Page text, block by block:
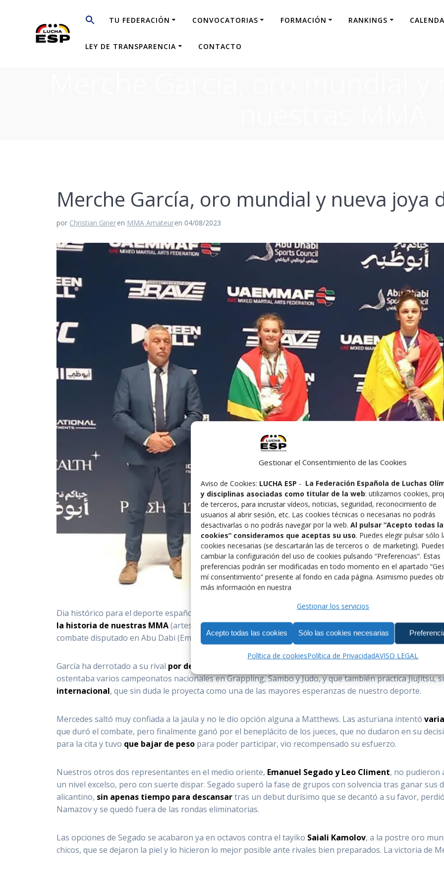
Gestionar el Consentimiento de las Cookies
Aviso de Cookies: LUCHA ESP - La Federación Española de Luchas
y disciplinas asociadas como titular de la web: utilizamos cookies,
de terceros, para incrustar vídeos, noticias, seguridad, reconocimiento de
usuarios al abrir sesión, etc. Las cookies técnicas o necesarias no podrás
desactivarlas o no podrás navegar por la web. Al pulsar “Acepto todas
cookies” consideramos que aceptas su uso. Puedes elegir pulsar sólo
cookies necesarias (se descartarán las de terceros o de marketing).
cambiar la configuración del uso de cookies pulsando “Preferencias”. Estas
preferencias podrán ser modificadas en todo momento en el apartado
mí consentimiento” presente al fondo en cada página. Asimismo puedes
más información en nuestra
Gestionar los servicios
Acepto todas las cookies Sólo las cookies necesarias
Política de cookiesPolítica de PrivacidadAVISO LEGAL
contenido
TU FEDERACIÓN CONVOCATORIAS FORMACIÓN RANKINGS
LEY DE TRANSPARENCIA CONTACTO
Merche García, oro mundial y nueva joya
por Christian Gineren MMA Amateuren 04/08/2023
Dia histórico para el deporte español:
, con tan solo 15 años de edad, se convierte en
la historia de nuestras MMA(artes marciales mixtas). La asturiana, del Bandon Fight Club gijonés, ha
combate disputado en Abu Dabi (Emiratos Árabes Unidos), sede del torneo, contra la sudafricanaAmy
García ha derrotado a su rival por decisión unánime
ostentaba varios campeonatos nacionales en Grappling, Sambo y Judo, y que también practica JiuJitsu,
internacional, que sin duda le proyecta como una de las mayores esperanzas de nuestro deporte.
Mercedes saltó muy confiada a la jaula y no le dio opción alguna a Matthews. Las asturiana intentó
que duró el combate, pero finalmente ganó por el beneplácito de los jueces, que no dudaron en su
para la cita y tuvo que bajar de peso para poder participar, vio recompensado su esfuerzo.
Nuestros otros dos representantes en el medio oriente, Emanuel Segado y Leo Climent, no pudieron
un nivel excelso, pero con suerte dispar. Segado superó la fase de grupos con solvencia tras ganar sus
alicantino, sin apenas tiempo para descansartras un debut durísimo que se decantó a su favor,
Namazov y se quedó fuera de las rondas eliminatorias.
Las opciones de Segado se acabaron ya en octavos contra el tayiko Saiali Kamolov, a la postre oro
chicos, que se dejaron la piel y lo hicieron lo mejor posible ante rivales bien preparados. La victoria de